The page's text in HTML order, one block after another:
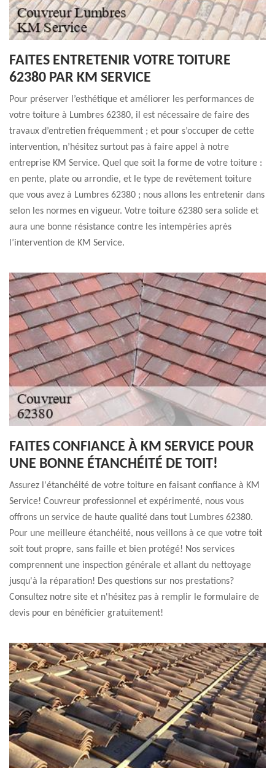
FAITES ENTRETENIR VOTRE TOITURE
62380 PAR KM SERVICE
Pour préserver l’esthétique et améliorer les performances de
votre toiture à Lumbres 62380, il est nécessaire de faire des
travaux d’entretien fréquemment ; et pour s’occuper de cette
intervention, n’hésitez surtout pas à faire appel à notre
entreprise KM Service. Quel que soit la forme de votre toiture :
en pente, plate ou arrondie, et le type de revêtement toiture
que vous avez à Lumbres 62380 ; nous allons les entretenir dans
selon les normes en vigueur. Votre toiture 62380 sera solide et
aura une bonne résistance contre les intempéries après
l’intervention de KM Service.
FAITES CONFIANCE À KM SERVICE POUR
UNE BONNE ÉTANCHÉITÉ DE TOIT!
Assurez l'étanchéité de votre toiture en faisant confiance à KM
Service! Couvreur professionnel et expérimenté, nous vous
offrons un service de haute qualité dans tout Lumbres 62380.
Pour une meilleure étanchéité, nous veillons à ce que votre toit
soit tout propre, sans faille et bien protégé! Nos services
comprennent une inspection générale et allant du nettoyage
jusqu'à la réparation! Des questions sur nos prestations?
Consultez notre site et n'hésitez pas à remplir le formulaire de
devis pour en bénéficier gratuitement!